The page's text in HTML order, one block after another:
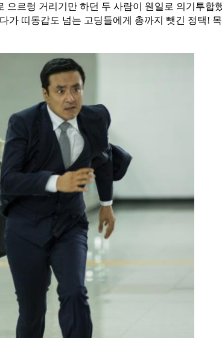
르렁 거리기만 하던 두 사람이 웬일로 의기투합
띠동갑도 넘는 고딩들에게 총까지 뺏긴 정택!